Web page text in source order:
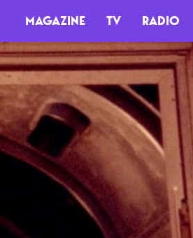
MAGAZINE TV RADIO
TV
Clips
Live
Documentaires
Web-séries